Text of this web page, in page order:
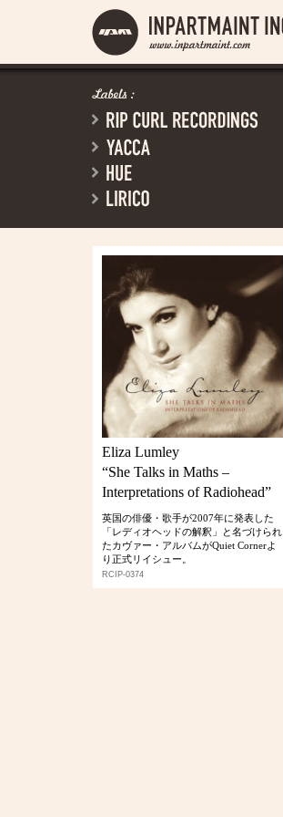
Eliza Lumley
“She Talks in Maths –
Interpretations of Radiohead”
英国の俳優・歌手が2007年に発表した
「レディオヘッドの解釈」と名づけられ
たカヴァー・アルバムがQuiet Cornerよ
り正式リイシュー。
RCIP-0374